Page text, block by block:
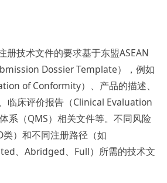
册技术文件的要求基于东盟ASEAN
Dossier Template），例如
of Conformity）、产品的描述、
临床评价报告（Clinical Evaluation
系（QMS）相关文件等。不同风险
类）和不同注册路径（如
、Abridged、Full）所需的技术文